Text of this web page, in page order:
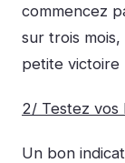
commencez
sur trois
petite victoire
2/ Testez vos
Un bon